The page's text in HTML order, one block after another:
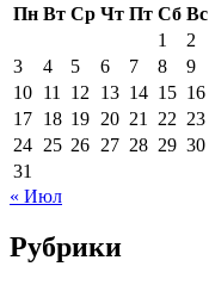
Пн Вт Ср Чт Пт Сб Вс
1
2
3
4 5 6 7 8
9
10 11 12 13 14 15 16
17 18 19 20 21 22 23
24 25 26 27 28 29 30
31
« Июл
Рубрики